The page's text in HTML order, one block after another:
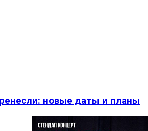
новые даты и планы